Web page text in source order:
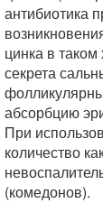
антибиотика
цинка в
секрета
абсорбцию
При
количество
(комедонов).